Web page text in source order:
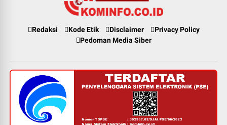
Redaksi Kode Etik Disclaimer
Privacy Policy
Pedoman Media Siber